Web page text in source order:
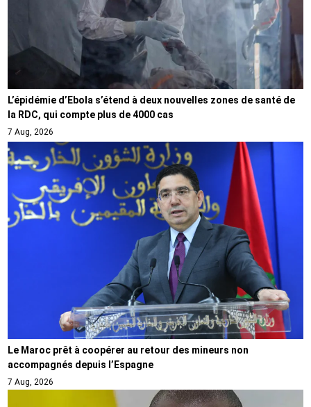
L’épidémie d’Ebola s’étend à deux nouvelles zones de santé de
la RDC, qui compte plus de 4000 cas
7 Aug, 2026
Le Maroc prêt à coopérer au retour des mineurs non
accompagnés depuis l’Espagne
7 Aug, 2026